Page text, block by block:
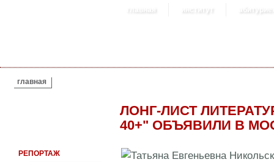
главная институт
ВЫ ЗДЕСЬ
главная
ЛОНГ-ЛИСТ
40+" ОБЪЯВИЛИ В
РЕПОРТАЖ